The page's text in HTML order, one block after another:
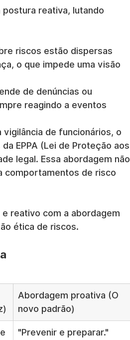
reativa, lutando
riscos estão dispersas
o que impede uma visão
de denúncias ou
reagindo a eventos
de funcionários, o
EPPA (Lei de Proteção aos
legal. Essa abordagem não
comportamentos de risco
reativo com a abordagem
ética de riscos.
Abordagem proativa (O
novo padrão)
"Prevenir e preparar."